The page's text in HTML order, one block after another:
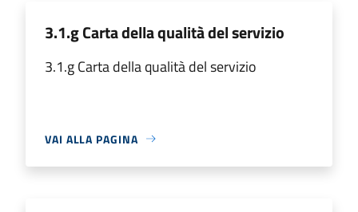
3.1.g Carta della qualità del servizio
3.1.g Carta della qualità del servizio
VAI ALLA PAGINA